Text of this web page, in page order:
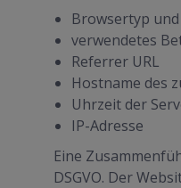
Browsertyp
verwendetes
Referrer URL
Hostname des
Uhrzeit der
IP-Adresse
Eine
DSGVO. Der